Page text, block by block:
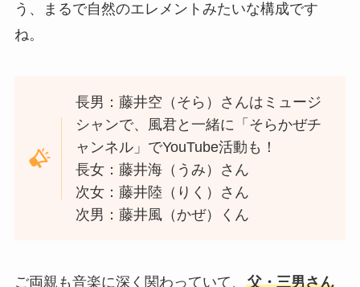
う、まるで自然のエレメントみたいな構成です
ね。
長男：藤井空（そら）さんはミュージ
シャンで、風君と一緒に「そらかぜチ
ャンネル」でYouTube活動も！
長女：藤井海（うみ）さん
次女：藤井陸（りく）さん
次男：藤井風（かぜ）くん
ご両親も音楽に深く関わっていて、 父・三男さん